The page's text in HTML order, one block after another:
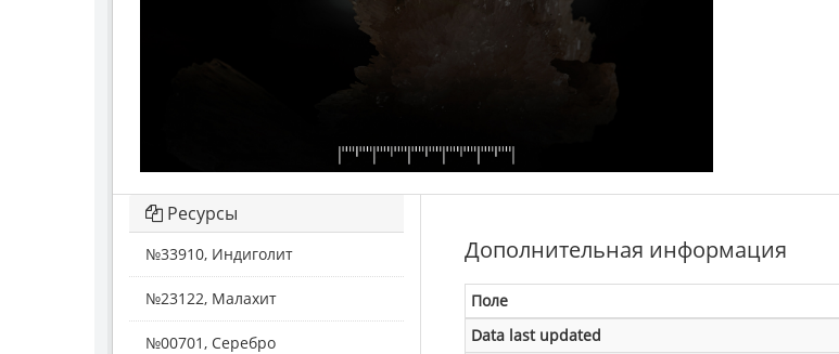
Дополнительная информация
Поле
Data last updated
Ресурсы
№33910, Индиголит
№23122, Малахит
№00701, Серебро